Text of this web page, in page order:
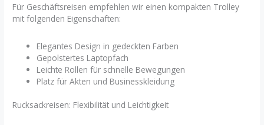
Für Geschäftsreisen empfehlen wir einen kompakten Trolley
mit folgenden Eigenschaften:
Elegantes Design in gedeckten Farben
Gepolstertes Laptopfach
Leichte Rollen für schnelle Bewegungen
Platz für Akten und Businesskleidung
Rucksackreisen: Flexibilität und Leichtigkeit